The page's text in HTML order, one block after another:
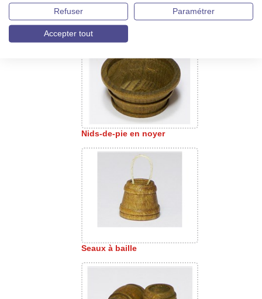
Colonnettes en noyer
Nids-de-pie en noyer
Seaux à baille
Refuser Paramétrer
Accepter tout